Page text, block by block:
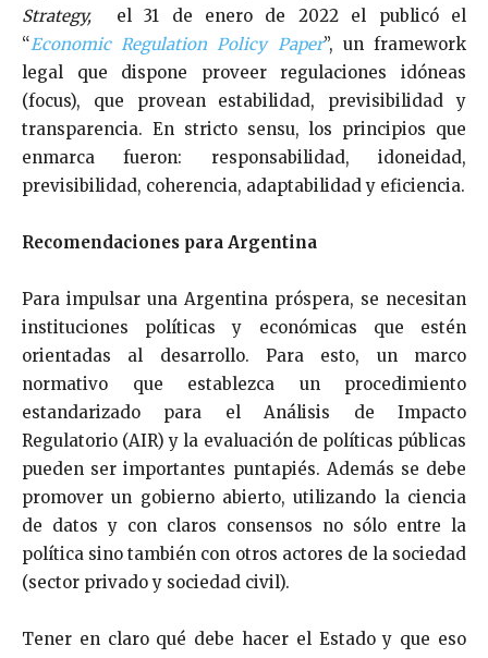
Strategy,
el 31 de enero de 2022 el publicó el
“Economic Regulation Policy Paper”, un framework
legal que dispone proveer regulaciones idóneas
(focus), que provean estabilidad, previsibilidad y
transparencia. En stricto sensu, los principios que
enmarca fueron: responsabilidad, idoneidad,
previsibilidad, coherencia, adaptabilidad y eficiencia.
Recomendaciones para Argentina
Para impulsar una Argentina próspera, se necesitan
instituciones políticas y económicas que estén
orientadas al desarrollo. Para esto, un marco
normativo que establezca un procedimiento
estandarizado para el Análisis de Impacto
Regulatorio (AIR) y la evaluación de políticas públicas
pueden ser importantes puntapiés. Además se debe
promover un gobierno abierto, utilizando la ciencia
de datos y con claros consensos no sólo entre la
política sino también con otros actores de la sociedad
(sector privado y sociedad civil).
Tener en claro qué debe hacer el Estado y que eso